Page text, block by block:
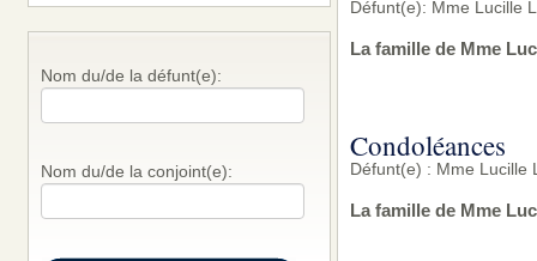
Nom du/de la défunt(e):
Nom du/de la conjoint(e):
Défunt(e): Mme Lucille
La famille de Mme
Condoléances
Défunt(e) : Mme Lucille
La famille de Mme